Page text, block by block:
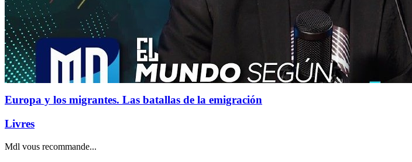
Europa y los migrantes. Las batallas de la emigración
Livres
Mdl vous recommande...